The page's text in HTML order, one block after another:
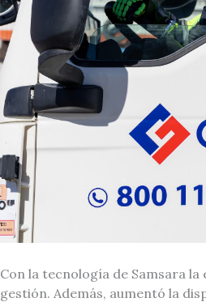
Con la tecnología de Samsara
gestión. Además, aumentó la